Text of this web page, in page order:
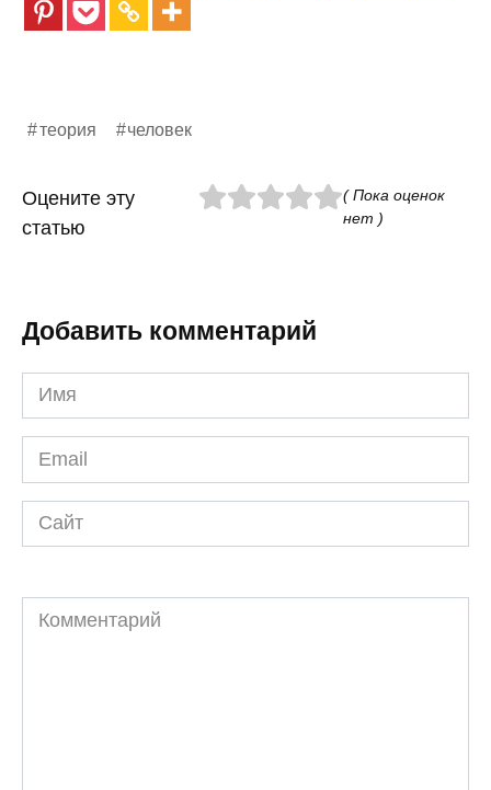
теория человек
Оцените эту
статью
( Пока оценок
нет )
Добавить комментарий
Имя
*
Email
*
Сайт
Комментарий